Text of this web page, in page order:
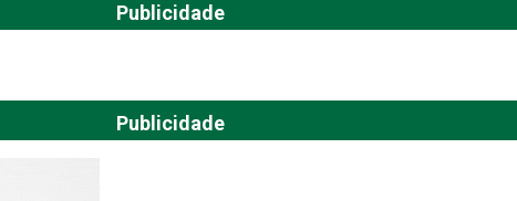
Publicidade
Publicidade